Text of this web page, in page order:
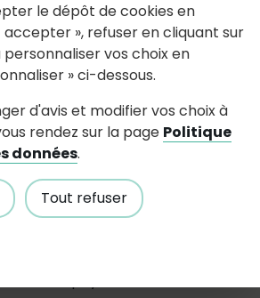
le dépôt de cookies en
accepter », refuser en cliquant sur
personnaliser vos choix en
» ci-dessous.
d'avis et modifier vos choix à
rendez sur la page Politique
données.
Tout refuser